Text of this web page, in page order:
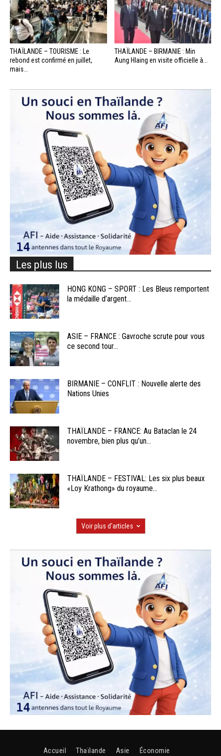
THAÏLANDE – TOURISME : Le
rebond est confirmé en juillet,
mais...
THAÏLANDE – BIRMANIE : Min
Aung Hlaing en visite officielle à...
Les plus lus
HONG KONG – SPORT : Les Bleus remportent
la médaille d’argent...
ASIE – FRANCE : Gavroche scrute pour vous
ce second tour...
BIRMANIE – CONFLIT : Nouvelle alerte des
Nations Unies
THAÏLANDE – FRANCE: Au Bataclan le 24
novembre, bien plus qu’un...
THAÏLANDE – FESTIVAL: Les six plus beaux
«Loy Krathong» du royaume...
Voir plus d'articles
Accueil Thaïlande Asie
Économie